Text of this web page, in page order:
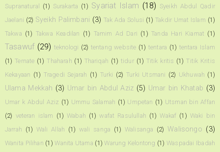
Supranatural (1) Surakarta (1) Syariat Islam (18) Syeikh Abdul Qadir
Jaelani (2) Syeikh Palimbani (3) Tak Ada Solusi (1) Takdir Umat Islam (1)
Takwa (1) Takwa Keadilan (1) Tamim Ad Dari (1) Tanda Hari Kiamat (1)
Tasawuf (29) teknologi (2) tentang website (1) tentara (1) tentara Islam
(1) Ternate (1) Thaharah (1) Thariqah (1) tidur (1) Titik kritis (1) Titik Kritis
Kekayaan (1) Tragedi Sejarah (1) Turki (2) Turki Utsmani (2) Ukhuwah (1)
Ulama Mekkah (3) Umar bin Abdul Aziz (5) Umar bin Khatab (3)
Umar k Abdul Aziz (1) Ummu Salamah (1) Umpetan (1) Utsman bin Affan
(2) veteran islam (1) Wabah (1) wafat Rasulullah (1) Wakaf (1) Waki bin
Jarrah (1) Wali Allah (1) wali sanga (1) Walisanga (2) Walisongo (3)
Wanita Pilihan (1) Wanita Utama (1) Warung Kelontong (1) Waspadai Ibadah